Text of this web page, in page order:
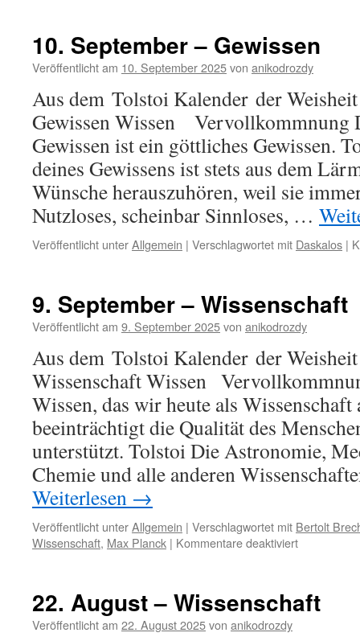
Wissen
10. September – Gewissen
Veröffentlicht am 10. September 2025von anikodrozdy
Aus dem Tolstoi Kalender der
Gewissen Wissen Vervollkommnung
Gewissen ist ein göttliches Gewissen.
deines Gewissens ist stets aus dem
Wünsche herauszuhören, weil sie
Nutzloses, scheinbar Sinnloses, …
Veröffentlicht unterAllgemein | Verschlagwortet mit Daskalos |
9. September – Wissenschaft
Veröffentlicht am 9. September 2025von anikodrozdy
Aus dem Tolstoi Kalender der
Wissenschaft Wissen
Wissen, das wir heute als Wissenschaft
beeinträchtigt die Qualität des
unterstützt. Tolstoi Die Astronomie,
Chemie und alle anderen
Weiterlesen →
Veröffentlicht unterAllgemein | Verschlagwortet mit Bertolt
Wissenschaft, Max Planck | Kommentare deaktiviertfür
22. August – Wissenschaft
Veröffentlicht am 22. August 2025von anikodrozdy